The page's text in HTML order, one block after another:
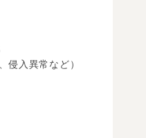
侵入異常など）